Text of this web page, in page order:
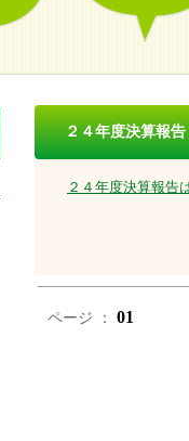
２４年度決算報告
２４年度決算報告
ページ ： 01